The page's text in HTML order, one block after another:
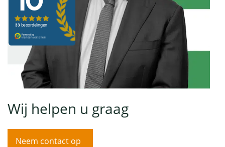
Wij helpen u graag
Neem contact op